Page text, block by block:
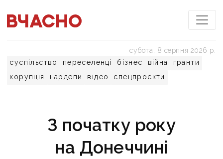
суспільство переселенці бізнес війна
гранти
корупція
нардепи відео спецпроєкти
субота, 8 серпня 2026 р.
З початку року
на Донеччині